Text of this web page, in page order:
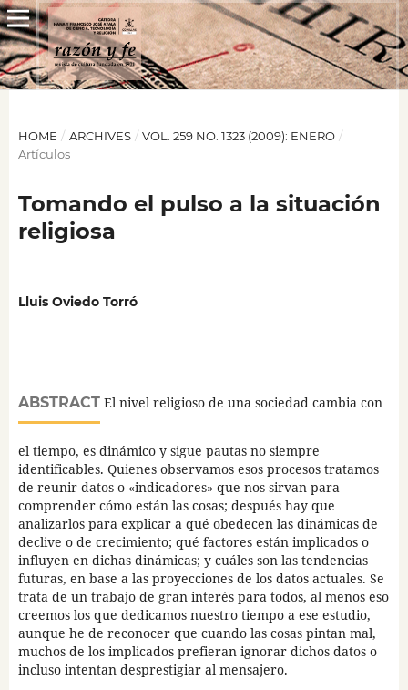
HOME / ARCHIVES / VOL. 259 NO. 1323 (2009): ENERO /
Artículos
Tomando el pulso a la situación
religiosa
Lluis Oviedo Torró
ABSTRACTEl nivel religioso de una sociedad cambia con
el tiempo, es dinámico y sigue pautas no siempre
identificables. Quienes observamos esos procesos tratamos
de reunir datos o «indicadores» que nos sirvan para
comprender cómo están las cosas; después hay que
analizarlos para explicar a qué obedecen las dinámicas de
declive o de crecimiento; qué factores están implicados o
influyen en dichas dinámicas; y cuáles son las tendencias
futuras, en base a las proyecciones de los datos actuales. Se
trata de un trabajo de gran interés para todos, al menos eso
creemos los que dedicamos nuestro tiempo a ese estudio,
aunque he de reconocer que cuando las cosas pintan mal,
muchos de los implicados prefieran ignorar dichos datos o
incluso intentan desprestigiar al mensajero.